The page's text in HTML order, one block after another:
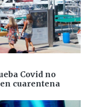
Covid no
cuarentena